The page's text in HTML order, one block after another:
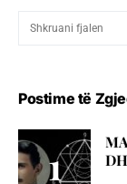
Postime të